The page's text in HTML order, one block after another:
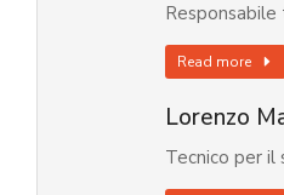
Read more
Lorenzo
Tecnico per il